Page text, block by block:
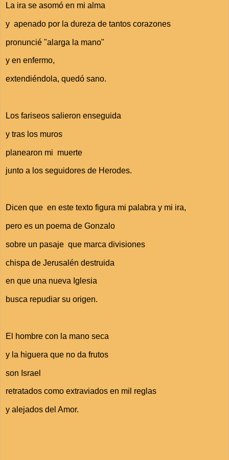
La ira se asomó en mi alma
y apenado por la dureza de tantos corazones
pronuncié "alarga la mano"
y en enfermo,
extendiéndola, quedó sano.
Los fariseos salieron enseguida
y tras los muros
planearon mi muerte
junto a los seguidores de Herodes.
Dicen que en este texto figura mi palabra y mi ira,
pero es un poema de Gonzalo
sobre un pasaje que marca divisiones
chispa de Jerusalén destruida
en que una nueva Iglesia
busca repudiar su origen.
El hombre con la mano seca
y la higuera que no da frutos
son Israel
retratados como extraviados en mil reglas
y alejados del Amor.